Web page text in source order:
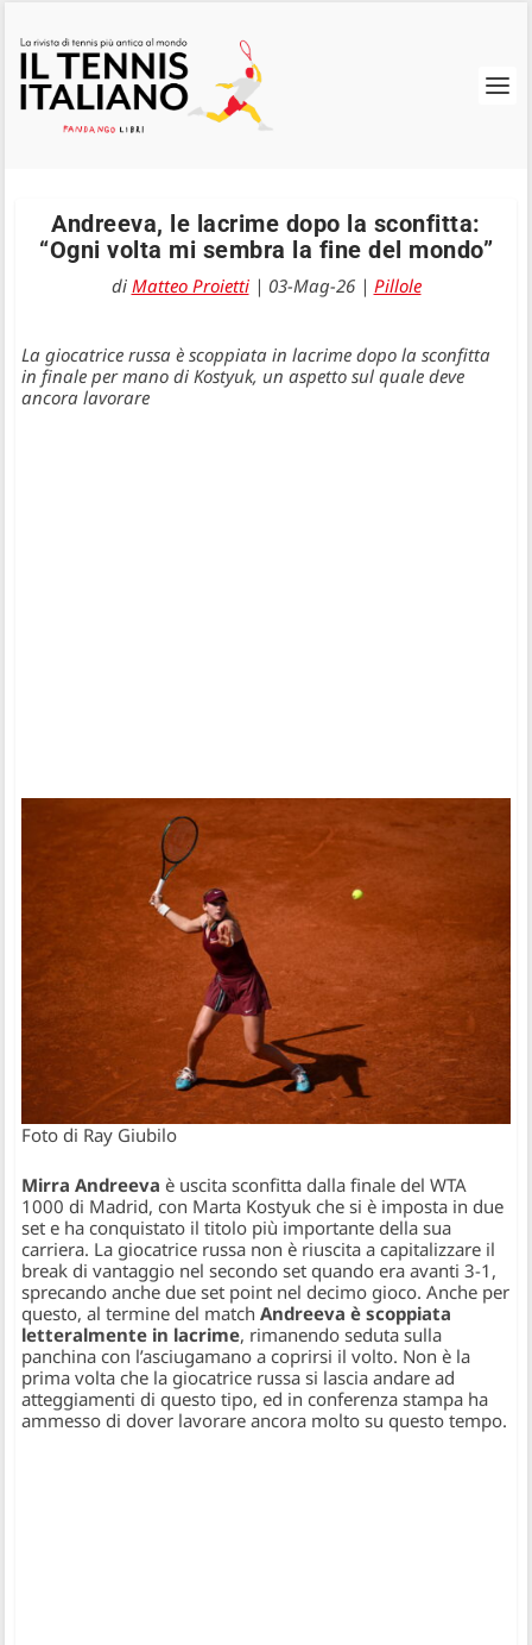
Andreeva, le lacrime dopo la sconfitta:
“Ogni volta mi sembra la fine del mondo”
di Matteo Proietti| 03-Mag-26| Pillole
La giocatrice russa è scoppiata in lacrime dopo la sconfitta
in finale per mano di Kostyuk, un aspetto sul quale deve
ancora lavorare
Foto di Ray Giubilo
Mirra Andreeva è uscita sconfitta dalla finale del WTA
1000 di Madrid, con Marta Kostyuk che si è imposta in due
set e ha conquistato il titolo più importante della sua
carriera. La giocatrice russa non è riuscita a capitalizzare il
break di vantaggio nel secondo set quando era avanti 3-1,
sprecando anche due set point nel decimo gioco. Anche per
questo, al termine del matchAndreeva è scoppiata
letteralmente in lacrime, rimanendo seduta sulla
panchina con l’asciugamano a coprirsi il volto. Non è la
prima volta che la giocatrice russa si lascia andare ad
atteggiamenti di questo tipo, ed in conferenza stampa ha
ammesso di dover lavorare ancora molto su questo tempo.